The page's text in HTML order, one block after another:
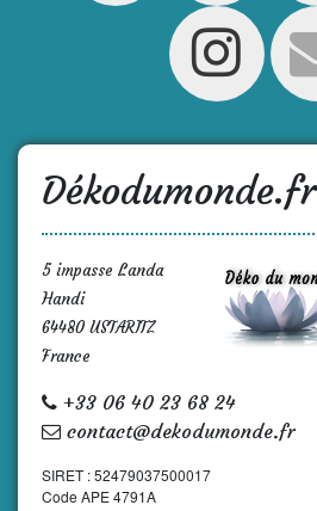
Dékodumonde.fr
5 impasse Landa
Handi
64480 USTARITZ
France
+33 06 40 23 68 24
contact@dekodumonde.fr
SIRET : 52479037500017
Code APE 4791A